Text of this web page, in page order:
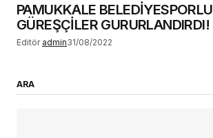
PAMUKKALE BELEDİYESPORLU
GÜREŞÇİLER GURURLANDIRDI!
Editör admin31/08/2022
ARA